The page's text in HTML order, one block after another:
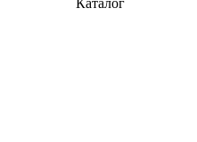
Каталог